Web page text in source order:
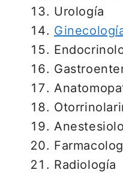
Urología
Radiología